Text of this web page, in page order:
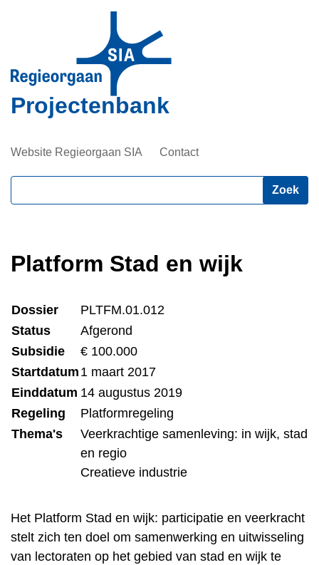
de
inhoud
gaan
Projectenbank
Website Regieorgaan SIA Contact
Platform Stad en wijk
Dossier
PLTFM.01.012
Status
Afgerond
Subsidie
€ 100.000
Startdatum 1 maart 2017
Einddatum 14 augustus 2019
Regeling
Platformregeling
Thema's
Veerkrachtige samenleving: in wijk, stad
en regio
Creatieve industrie
Het Platform Stad en wijk: participatie en veerkracht
stelt zich ten doel om samenwerking en uitwisseling
van lectoraten op het gebied van stad en wijk te